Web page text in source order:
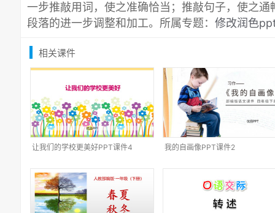
一步推敲用词，使之准确恰当；推敲句子，使之通
段落的进一步调整和加工。所属专题： 修改润色
相关课件
让我们的学校更美好PPT课件4 我的自画像PPT课件2